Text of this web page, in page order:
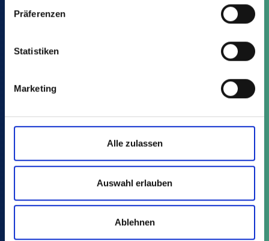
Präferenzen
Statistiken
Marketing
Alle zulassen
Auswahl erlauben
Ablehnen
VQF
7 Article
Godets – Pots carrés offline (PP)